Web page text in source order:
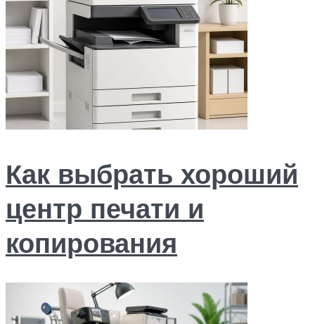
Как выбрать хороший
центр печати и
копирования